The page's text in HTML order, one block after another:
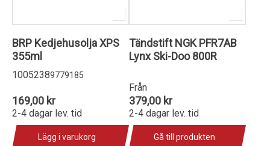
BRP Kedjehusolja XPS
355ml
10052389779185
169,00 kr
2-4 dagar lev. tid
Lägg i varukorg
Tändstift NGK PFR7AB
Lynx Ski-Doo 800R
Från
379,00 kr
2-4 dagar lev. tid
Gå till produkten